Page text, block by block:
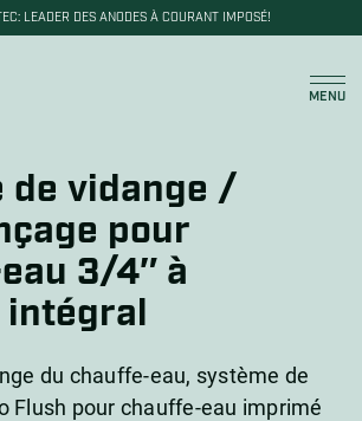
LEADER DES ANODES À COURANT IMPOSÉ!
PanierMENU
de vidange /
pour
3/4″ à
intégral
du chauffe-eau, système de
Flush pour chauffe-eau imprimé